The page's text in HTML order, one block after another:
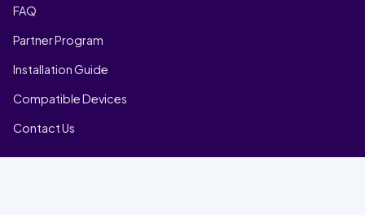
FAQ
Partner Program
Installation Guide
Compatible Devices
Contact Us